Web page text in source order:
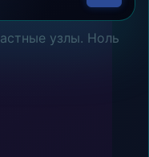
узлы. Ноль